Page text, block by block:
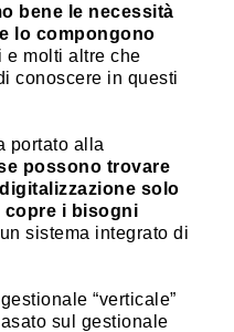
bene le necessità
lo compongono
e molti altre che
conoscere in questi
portato alla
possono trovare
solo
copre i bisogni
sistema integrato di
“verticale”
sul gestionale